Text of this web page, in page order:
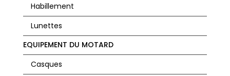
Habillement
Lunettes
EQUIPEMENT DU MOTARD
Casques